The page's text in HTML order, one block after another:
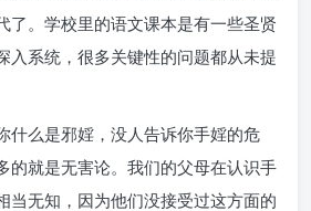
了。学校里的语文课本是有一些圣贤
入系统，很多关键性的问题都从未提
什么是邪婬，没人告诉你手婬的危
的就是无害论。我们的父母在认识手
当无知，因为他们没接受过这方面的